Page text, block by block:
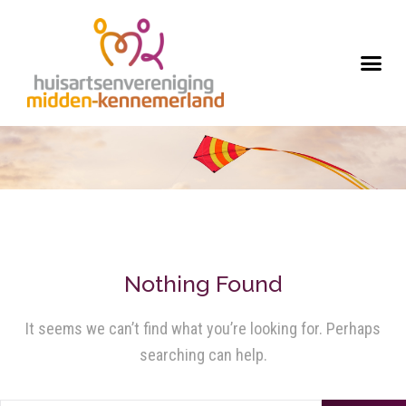
Nothing Found
It seems we can’t find what you’re looking for. Perhaps
searching can help.